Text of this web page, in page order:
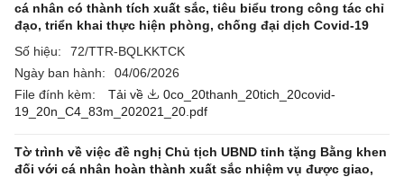
cá nhân có thành tích xuất sắc, tiêu biểu trong công tác chỉ
đạo, triển khai thực hiện phòng, chống đại dịch Covid-19
Số hiệu:
72/TTR-BQLKKTCK
Ngày ban hành:
04/06/2026
File đính kèm:
Tải về
0co_20thanh_20tich_20covid-
19_20n_C4_83m_202021_20.pdf
Tờ trình về việc đề nghị Chủ tịch UBND tỉnh tặng Bằng khen
đối với cá nhân hoàn thành xuất sắc nhiệm vụ được giao,